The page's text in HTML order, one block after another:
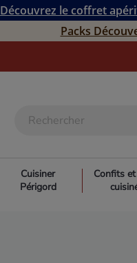
Découvrez le coffret
Packs
Cuisiner
Périgord
Confits